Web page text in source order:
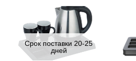
Срок поставки 20-25
дней